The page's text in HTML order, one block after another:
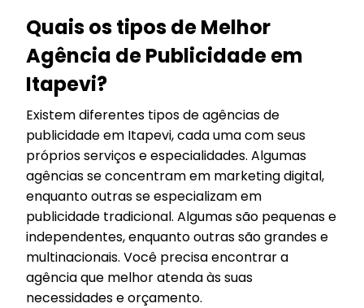
Quais os tipos de Melhor
Agência de Publicidade em
Itapevi?
Existem diferentes tipos de agências de
publicidade em Itapevi, cada uma com seus
próprios serviços e especialidades. Algumas
agências se concentram em marketing digital,
enquanto outras se especializam em
publicidade tradicional. Algumas são pequenas e
independentes, enquanto outras são grandes e
multinacionais. Você precisa encontrar a
agência que melhor atenda às suas
necessidades e orçamento.